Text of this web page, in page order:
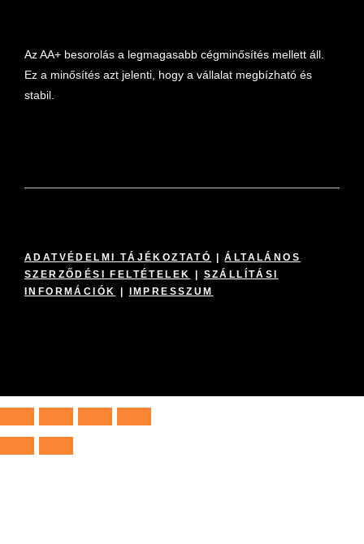
Az AA+ besorolás a legmagasabb cégminősítés mellett áll.
Ez a minősítés azt jelenti, hogy a vállalat megbízható és
stabil.
ADATVÉDELMI TÁJÉKOZTATÓ |ÁLTALÁNOS
SZERZŐDÉSI FELTÉTELEK
SZÁLLÍTÁSI
INFORMÁCIÓK
IMPRESSZUM